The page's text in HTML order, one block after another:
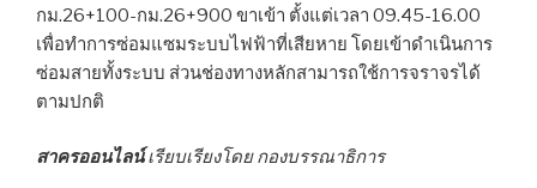
กม.26+100-กม.26+900 ขาเข้า ตั้งแต่เวลา 09.45-16.00
เพื่อทำการซ่อมแซมระบบไฟฟ้าที่เสียหาย โดยเข้าดำเนินการ
ซ่อมสายทั้งระบบ ส่วนช่องทางหลักสามารถใช้การจราจรได้
ตามปกติ
สาครออนไลน์เรียบเรียงโดย กองบรรณาธิการ